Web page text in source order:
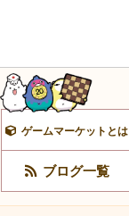
ゲームマーケットとは
ブログ一覧